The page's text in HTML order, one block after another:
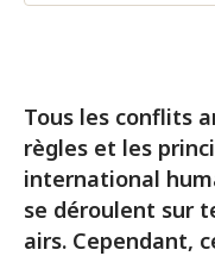
Tous les conflits
règles et les
international
se déroulent sur
airs. Cependant,